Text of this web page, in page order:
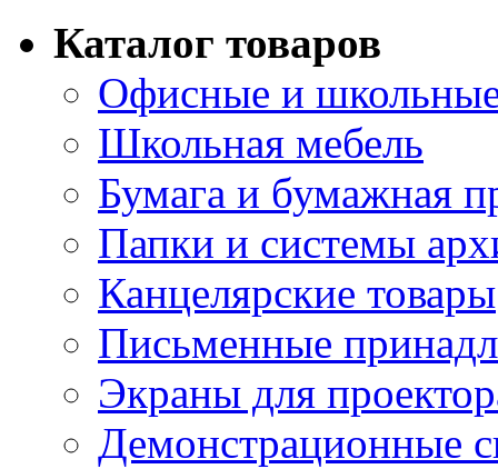
Каталог товаров
Офисные и
Школьная мебель
Бумага и бумажная
Папки и системы
Канцелярские товары
Письменные
Экраны для
Демонстрационные